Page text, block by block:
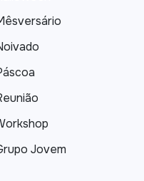
Jovem